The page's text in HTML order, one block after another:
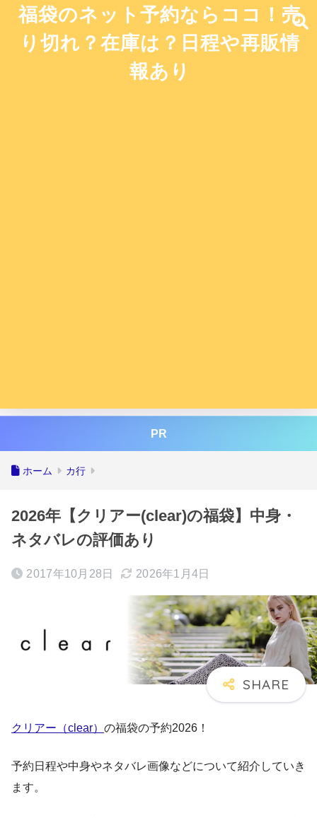
福袋のネット予約ならココ！売
り切れ？在庫は？日程や再販情
報あり
PR
ホーム カ行
2026年【クリアー(clear)の福袋】中身・
ネタバレの評価あり
2017年10月28日 2026年1月4日
クリアー（clear） の福袋の予約2026！
予約日程や中身やネタバレ画像などについて紹介していき
ます。